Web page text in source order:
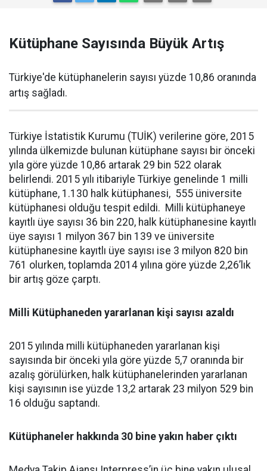
Kütüphane Sayısında Büyük Artış
Türkiye'de kütüphanelerin sayısı yüzde 10,86 oranında
artış sağladı.
Türkiye İstatistik Kurumu (TUİK) verilerine göre, 2015
yılında ülkemizde bulunan kütüphane sayısı bir önceki
yıla göre yüzde 10,86 artarak 29 bin 522 olarak
belirlendi. 2015 yılı itibariyle Türkiye genelinde 1 milli
kütüphane, 1.130 halk kütüphanesi, 555 üniversite
kütüphanesi olduğu tespit edildi. Milli kütüphaneye
kayıtlı üye sayısı 36 bin 220, halk kütüphanesine kayıtlı
üye sayısı 1 milyon 367 bin 139 ve üniversite
kütüphanesine kayıtlı üye sayısı ise 3 milyon 820 bin
761 olurken, toplamda 2014 yılına göre yüzde 2,26’lık
bir artış göze çarptı.
Milli Kütüphaneden yararlanan kişi sayısı azaldı
2015 yılında milli kütüphaneden yararlanan kişi
sayısında bir önceki yıla göre yüzde 5,7 oranında bir
azalış görülürken, halk kütüphanelerinden yararlanan
kişi sayısının ise yüzde 13,2 artarak 23 milyon 529 bin
16 olduğu saptandı.
Kütüphaneler hakkında 30 bine yakın haber çıktı